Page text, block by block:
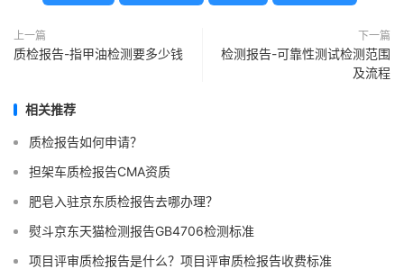
上一篇
质检报告-指甲油检测要多少钱
下一篇
检测报告-可靠性测试检测范围
及流程
相关推荐
质检报告如何申请？
担架车质检报告CMA资质
肥皂入驻京东质检报告去哪办理？
熨斗京东天猫检测报告GB4706检测标准
项目评审质检报告是什么？项目评审质检报告收费标准